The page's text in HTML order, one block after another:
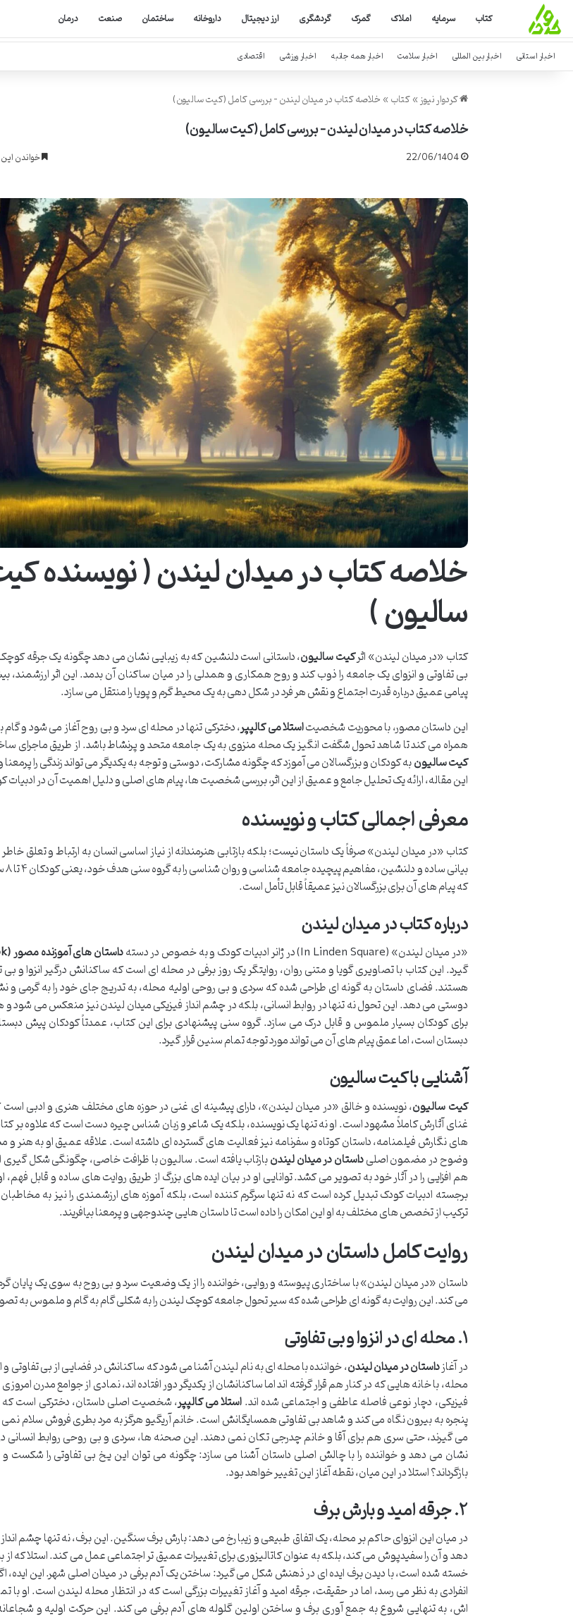
کتاب سرمایه املاک گمرک گردشگری ارز دیجیتال داروخانه ساختمان صنعت درمان
اخبار استانی اخبار بین المللی اخبار سلامت اخبار همه جانبه اخبار ورزشی اقتصادی
کردوار نیوز»کتاب»خلاصه کتاب در میدان لیندن – بررسی کامل (کیت سالیون)
خلاصه کتاب در میدان لیندن – بررسی کامل (کیت سالیون)
22/06/1404 خواندن این مطلب 17
خلاصه کتاب در میدان لیندن ( نویسنده
سالیون )
کتاب «در میدان لیندن» اثرکیت سالیون، داستانی است دلنشین که به زیبایی نشان می دهد چگونه یک جرقه کوچک
بی تفاوتی و انزوای یک جامعه را ذوب کند و روح همکاری و همدلی را در میان ساکنان آن بدمد. این اثر ارزشمند،
پیامی عمیق درباره قدرت اجتماع و نقش هر فرد در شکل دهی به یک محیط گرم و پویا را منتقل می سازد.
این داستان مصور، با محوریت شخصیتاستلا می کالپپر، دخترکی تنها در محله ای سرد و بی روح آغاز می شود و گام
همراه می کند تا شاهد تحول شگفت انگیز یک محله منزوی به یک جامعه متحد و پرنشاط باشد. از طریق ماجرای
کیت سالیونبه کودکان و بزرگسالان می آموزد که چگونه مشارکت، دوستی و توجه به یکدیگر می تواند زندگی را
این مقاله، ارائه یک تحلیل جامع و عمیق از این اثر، بررسی شخصیت ها، پیام های اصلی و دلیل اهمیت آن در
معرفی اجمالی کتاب و نویسنده
کتاب «در میدان لیندن» صرفاً یک داستان نیست؛ بلکه بازتابی هنرمندانه از نیاز اساسی انسان به ارتباط و تعلق
که پیام های آن برای بزرگسالان نیز عمیقاً قابل تأمل است.
درباره کتاب در میدان لیندن
«در میدان لیندن» (In Linden Square) در ژانر ادبیات کودک و به خصوص در دسته داستان های آموزنده مصور (Picture Book)
گیرد. این کتاب با تصاویری گویا و متنی روان، روایتگر یک روز برفی در محله ای است که ساکنانش درگیر انزوا و
هستند. فضای داستان به گونه ای طراحی شده که سردی و بی روحی اولیه محله، به تدریج جای خود را به گرمی و
دوستی می دهد. این تحول نه تنها در روابط انسانی، بلکه در چشم انداز فیزیکی میدان لیندن نیز منعکس می شود
برای کودکان بسیار ملموس و قابل درک می سازد. گروه سنی پیشنهادی برای این کتاب، عمدتاً کودکان پیش
دبستان است، اما عمق پیام های آن می تواند مورد توجه تمام سنین قرار گیرد.
آشنایی با کیت سالیون
کیت سالیون، نویسنده و خالق «در میدان لیندن»، دارای پیشینه ای غنی در حوزه های مختلف هنری و ادبی است
غنای آثارش کاملاً مشهود است. او نه تنها یک نویسنده، بلکه یک شاعر و زبان شناس چیره دست است که علاوه بر
های نگارش فیلمنامه، داستان کوتاه و سفرنامه نیز فعالیت های گسترده ای داشته است. علاقه عمیق او به هنر
وضوح در مضمون اصلیداستان در میدان لیندنبازتاب یافته است. سالیون با ظرافت خاصی، چگونگی شکل گیری
هم افزایی را در آثار خود به تصویر می کشد. توانایی او در بیان ایده های بزرگ از طریق روایت های ساده و قابل فهم،
برجسته ادبیات کودک تبدیل کرده است که نه تنها سرگرم کننده است، بلکه آموزه های ارزشمندی را نیز به
ترکیب از تخصص های مختلف به او این امکان را داده است تا داستان هایی چندوجهی و پرمعنا بیافریند.
روایت کامل داستان در میدان لیندن
داستان «در میدان لیندن» با ساختاری پیوسته و روایی، خواننده را از یک وضعیت سرد و بی روح به سوی یک پایان
می کند. این روایت به گونه ای طراحی شده که سیر تحول جامعه کوچک لیندن را به شکلی گام به گام و ملموس به
۱. محله ای در انزوا و بی تفاوتی
در آغازداستان در میدان لیندن، خواننده با محله ای به نام لیندن آشنا می شود که ساکنانش در فضایی از بی تفاوتی و
محله، با خانه هایی که در کنار هم قرار گرفته اند اما ساکنانشان از یکدیگر دور افتاده اند، نمادی از جوامع مدرن
فیزیکی، دچار نوعی فاصله عاطفی و اجتماعی شده اند.استلا می کالپپر، شخصیت اصلی داستان، دخترکی است که
پنجره به بیرون نگاه می کند و شاهد بی تفاوتی همسایگانش است. خانم آریگیو هرگز به مرد بطری فروش سلام
می گیرند، حتی سری هم برای آقا و خانم چدرجی تکان نمی دهند. این صحنه ها، سردی و بی روحی روابط انسانی
نشان می دهد و خواننده را با چالش اصلی داستان آشنا می سازد: چگونه می توان این یخ بی تفاوتی را شکست و
بازگرداند؟ استلا در این میان، نقطه آغاز این تغییر خواهد بود.
۲. جرقه امید و بارش برف
در میان این انزوای حاکم بر محله، یک اتفاق طبیعی و زیبا رخ می دهد: بارش برف سنگین. این برف، نه تنها چشم
دهد و آن را سفیدپوش می کند، بلکه به عنوان کاتالیزوری برای تغییرات عمیق تر اجتماعی عمل می کند. استلا که از
خسته شده است، با دیدن برف ایده ای در ذهنش شکل می گیرد: ساختن یک آدم برفی در میدان اصلی شهر. این ایده،
انفرادی به نظر می رسد، اما در حقیقت، جرقه امید و آغاز تغییرات بزرگی است که در انتظار محله لیندن است. او
اش، به تنهایی شروع به جمع آوری برف و ساختن اولین گلوله های آدم برفی می کند. این حرکت اولیه و شجاعانه